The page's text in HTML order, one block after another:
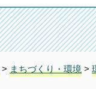
> まちづくり・環境 >